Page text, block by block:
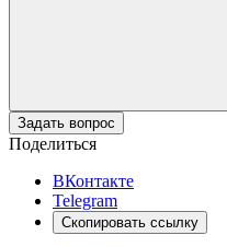
Задать вопрос
Поделиться
ВКонтакте
Telegram
Скопировать ссылку